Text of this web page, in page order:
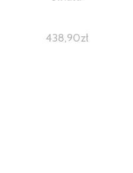
438,90zł